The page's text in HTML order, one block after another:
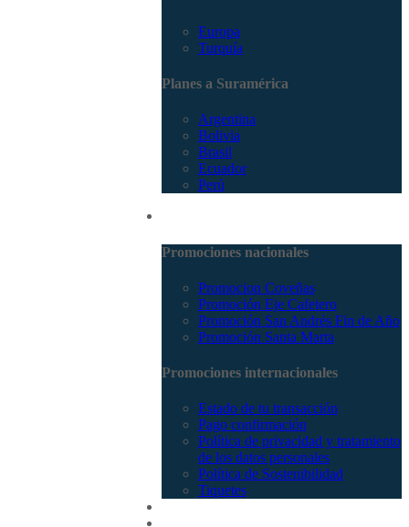
Europa
Turquía
Planes a Suramérica
Argentina
Bolivia
Brasil
Ecuador
Perú
Promociones nacionales
Promocion Coveñas
Promoción Eje Cafetero
Promoción San Andrés Fin de Año
Promoción Santa Marta
Promociones internacionales
Estado de tu transacción
Pago confirmación
Política de privacidad y tratamiento
de los datos personales
Política de Sostenibilidad
Tiquetes